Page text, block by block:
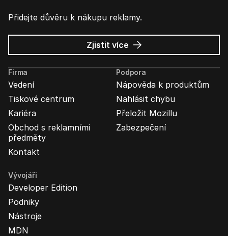
Přidejte důvěru k nákupu reklamy.
Zjistit více o
Mozilla
Ads
Firma
Vedení
Tiskové centrum
Kariéra
Obchod s reklamními
předměty
Kontakt
Podpora
Nápověda k produktům
Nahlásit chybu
Přeložit Mozillu
Zabezpečení
Vývojáři
Developer Edition
Podniky
Nástroje
MDN